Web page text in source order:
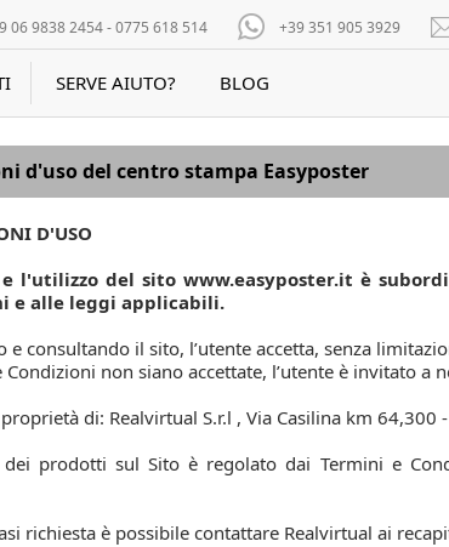
06 9838 2454 - 0775 618 514 +39 351 905 3929
SERVE AIUTO? BLOG
d'uso del centro stampa Easyposter
D'USO
e l'utilizzo del sito www.easyposter.it è
e alle leggi applicabili.
e consultando il sito, l’utente accetta, senza
Condizioni non siano accettate, l’utente è invitato a
di: Realvirtual S.r.l , Via Casilina km 64,300
dei prodotti sul Sito è regolato dai Termini e
richiesta è possibile contattare Realvirtual ai